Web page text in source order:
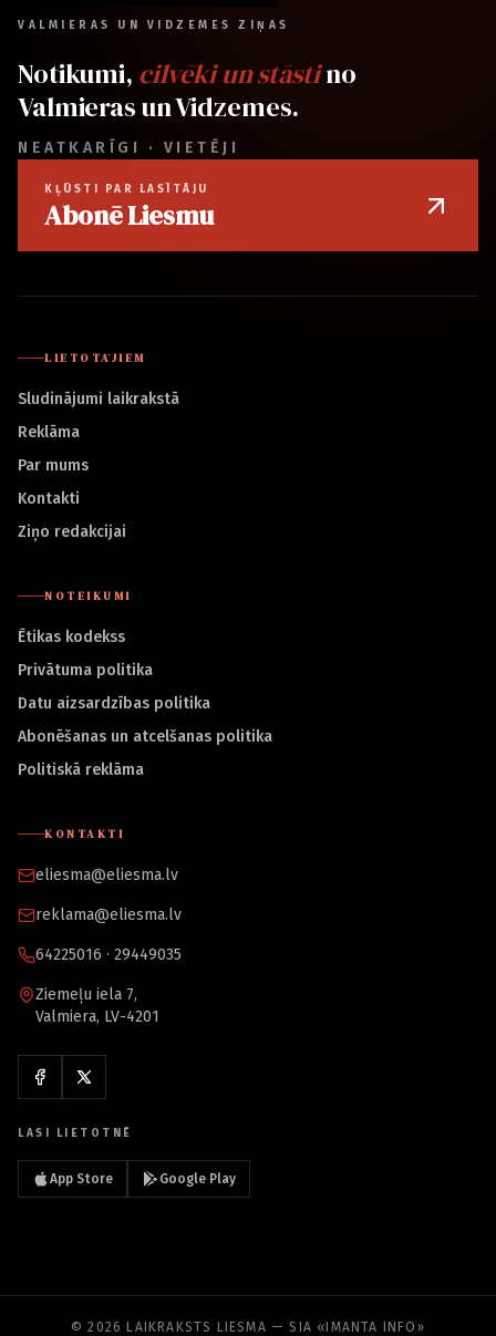
VALMIERAS UN VIDZEMES ZIŅAS
Notikumi, cilvēki un stāstino
Valmieras un Vidzemes.
NEATKARĪGI · VIETĒJI
KĻŪSTI PAR LASĪTĀJU
Abonē Liesmu
LIETOTĀJIEM
Sludinājumi laikrakstā
Reklāma
Par mums
Kontakti
Ziņo redakcijai
NOTEIKUMI
Ētikas kodekss
Privātuma politika
Datu aizsardzības politika
Abonēšanas un atcelšanas politika
Politiskā reklāma
KONTAKTI
eliesma@eliesma.lv
reklama@eliesma.lv
64225016 · 29449035
Ziemeļu iela 7,
Valmiera, LV-4201
LASI LIETOTNĒ
App Store Google Play
© 2026 LAIKRAKSTS LIESMA — SIA «IMANTA INFO»